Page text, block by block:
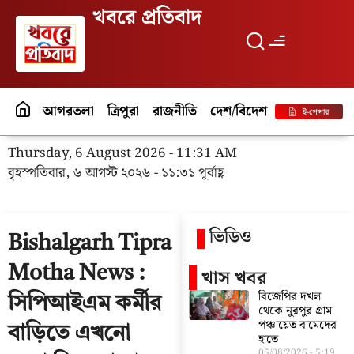
খবরে প্রতিবাদ
আগরতলা ত্রিপুরা রাজনীতি দেশ/বিদেশ পর্যটনই-পেপার
Thursday, 6 August 2026 - 11:31 AM
বৃহস্পতিবার, ৬ আগস্ট ২০২৬ - ১১:৩১ পূর্বাহ্ণ
Bishalgarh Tipra
Motha News :
সিপিআইএম কর্মীর
বাড়িতে এখনো
ভিডিও
খাস খবর
বিজেপির দখল
থেকে নুরপুর গ্রাম
পঞ্চায়েত বামেদের
হাতে